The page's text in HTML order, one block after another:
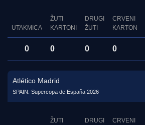
UTAKMICA
ŽUTI
KARTONI
DRUGI
ŽUTI
CRVENI
KARTON
0 0 0 0
Atlético Madrid
SPAIN: Supercopa de España 2026
ŽUTI
DRUGI
CRVENI